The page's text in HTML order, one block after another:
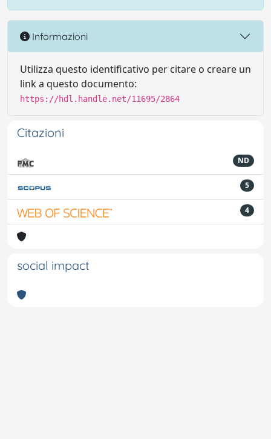
Informazioni
Utilizza questo identificativo per citare o creare un
link a questo documento:
https://hdl.handle.net/11695/2864
Citazioni
ND
5
4
social impact